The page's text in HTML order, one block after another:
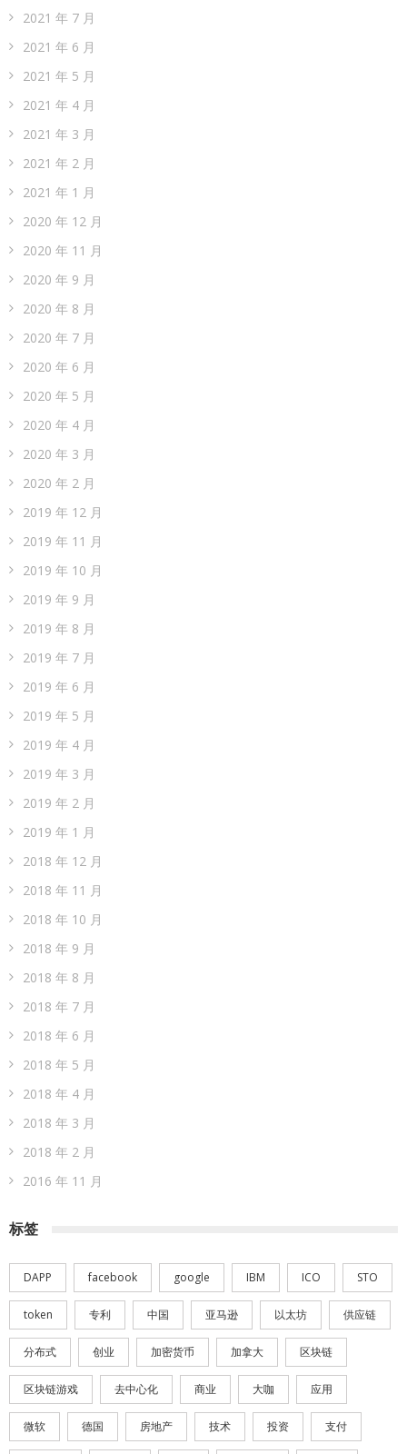
2021 年 7 月
2021 年 6 月
2021 年 5 月
2021 年 4 月
2021 年 3 月
2021 年 2 月
2021 年 1 月
2020 年 12 月
2020 年 11 月
2020 年 9 月
2020 年 8 月
2020 年 7 月
2020 年 6 月
2020 年 5 月
2020 年 4 月
2020 年 3 月
2020 年 2 月
2019 年 12 月
2019 年 11 月
2019 年 10 月
2019 年 9 月
2019 年 8 月
2019 年 7 月
2019 年 6 月
2019 年 5 月
2019 年 4 月
2019 年 3 月
2019 年 2 月
2019 年 1 月
2018 年 12 月
2018 年 11 月
2018 年 10 月
2018 年 9 月
2018 年 8 月
2018 年 7 月
2018 年 6 月
2018 年 5 月
2018 年 4 月
2018 年 3 月
2018 年 2 月
2016 年 11 月
标签
DAPP facebook google IBM ICO STO
token 专利 中国 亚马逊 以太坊 供应链
分布式 创业 加密货币 加拿大 区块链
区块链游戏 去中心化 商业 大咖 应用
微软 德国 房地产 技术 投资 支付